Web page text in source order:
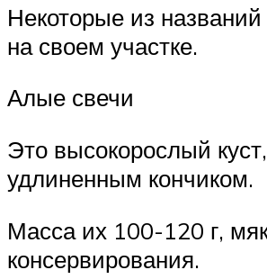
Некоторые из
на своем участке.
Алые свечи
Это высокорослый
удлиненным кончиком.
Масса их 100-120 г,
консервирования.